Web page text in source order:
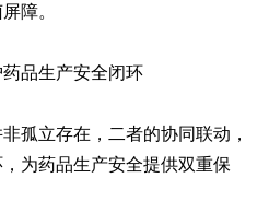
障。
品生产安全闭环
立存在，二者的协同联动，
为药品生产安全提供双重保